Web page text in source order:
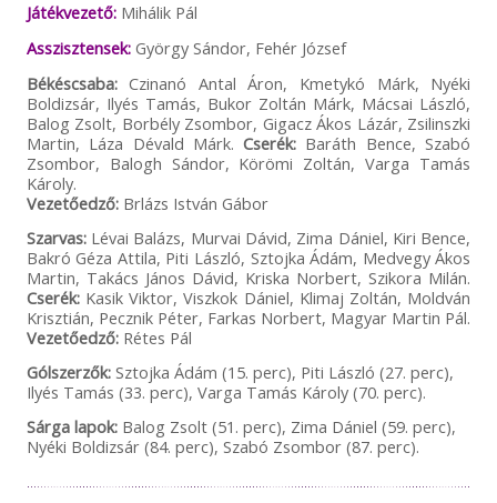
Játékvezető:Mihálik Pál
Asszisztensek:György Sándor, Fehér József
Békéscsaba:Czinanó Antal Áron, Kmetykó Márk, Nyéki
Boldizsár, Ilyés Tamás, Bukor Zoltán Márk, Mácsai László,
Balog Zsolt, Borbély Zsombor, Gigacz Ákos Lázár, Zsilinszki
Martin, Láza Dévald Márk.Cserék: Baráth Bence, Szabó
Zsombor, Balogh Sándor, Körömi Zoltán, Varga Tamás
Károly.
Vezetőedző:Brlázs István Gábor
Szarvas:Lévai Balázs, Murvai Dávid, Zima Dániel, Kiri Bence,
Bakró Géza Attila, Piti László, Sztojka Ádám, Medvegy Ákos
Martin, Takács János Dávid, Kriska Norbert, Szikora Milán.
Cserék:Kasik Viktor, Viszkok Dániel, Klimaj Zoltán, Moldván
Krisztián, Pecznik Péter, Farkas Norbert, Magyar Martin Pál.
Vezetőedző:Rétes Pál
Gólszerzők:Sztojka Ádám (15. perc), Piti László (27. perc),
Ilyés Tamás (33. perc), Varga Tamás Károly (70. perc).
Sárga lapok:Balog Zsolt (51. perc), Zima Dániel (59. perc),
Nyéki Boldizsár (84. perc), Szabó Zsombor (87. perc).